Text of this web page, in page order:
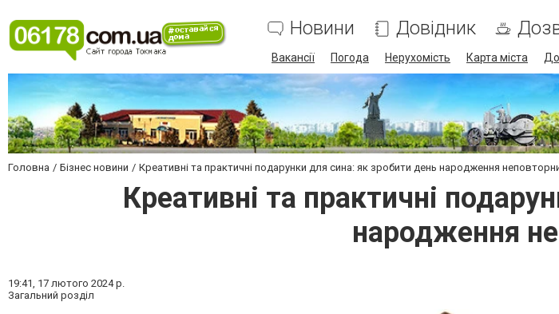
Новини Довідник
Вакансії Погода Нерухомість Карта міста
Головна Бізнес новини Креативні та практичні подарунки для сина: як зробити день народження
Креативні та практичні
народження
19:41, 17 лютого 2024 р.
Загальний розділ